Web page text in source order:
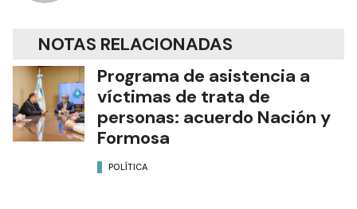
NOTAS RELACIONADAS
Programa de asistencia a
víctimas de trata de
personas: acuerdo Nación y
Formosa
POLÍTICA